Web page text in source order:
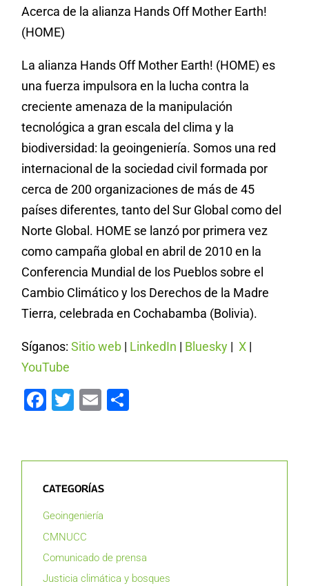
Acerca de la alianza Hands Off Mother Earth!
(HOME)
La alianza Hands Off Mother Earth! (HOME) es
una fuerza impulsora en la lucha contra la
creciente amenaza de la manipulación
tecnológica a gran escala del clima y la
biodiversidad: la geoingeniería. Somos una red
internacional de la sociedad civil formada por
cerca de 200 organizaciones de más de 45
países diferentes, tanto del Sur Global como del
Norte Global. HOME se lanzó por primera vez
como campaña global en abril de 2010 en la
Conferencia Mundial de los Pueblos sobre el
Cambio Climático y los Derechos de la Madre
Tierra, celebrada en Cochabamba (Bolivia).
Síganos:Sitio web | LinkedIn | Bluesky |X |
YouTube
Facebook
Twitter
Email
CATEGORÍAS
Geoingeniería
CMNUCC
Comunicado de prensa
Justicia climática y bosques